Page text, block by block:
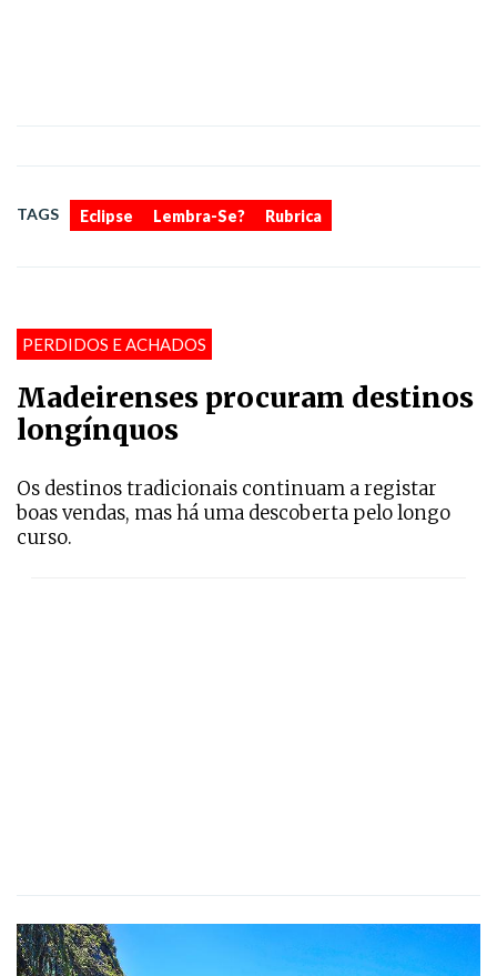
TAGS Eclipse Lembra-Se? Rubrica
PERDIDOS E ACHADOS
Madeirenses procuram destinos
longínquos
Os destinos tradicionais continuam a registar
boas vendas, mas há uma descoberta pelo longo
curso.